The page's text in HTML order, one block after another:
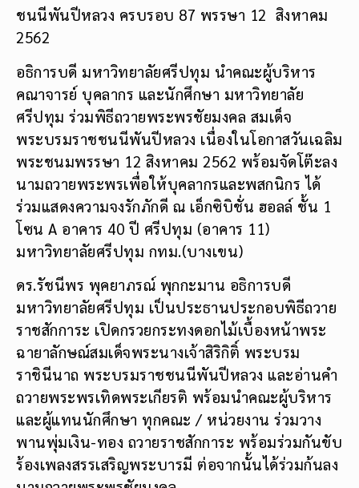
ชนนีพันปีหลวง ครบรอบ 87 พรรษา 12 สิงหาคม
2562
อธิการบดี มหาวิทยาลัยศรีปทุม นำคณะผู้บริหาร
คณาจารย์ บุคลากร และนักศึกษา มหาวิทยาลัย
ศรีปทุม ร่วมพิธีถวายพระพรชัยมงคล สมเด็จ
พระบรมราชชนนีพันปีหลวง ​เนื่องในโอกาสวันเฉลิม
พระชนมพรรษา 12 สิงหาคม 2562 พร้อมจัดโต๊ะลง
นามถวายพระพรเพื่อให้บุคลากรและพสกนิกร ได้
ร่วมแสดงความจงรักภักดี ณ เอ็กซิบิชั่น ฮอลล์ ชั้น 1
โซน A อาคาร 40 ปี ศรีปทุม (อาคาร 11)
มหาวิทยาลัยศรีปทุม กทม.(บางเขน)
ดร.รัชนีพร พุคยาภรณ์ พุกกะมาน อธิการบดี
มหาวิทยาลัยศรีปทุม เป็นประธานประกอบพิธีถวาย
ราชสักการะ เปิดกรวยกระทงดอกไม้เบื้องหน้าพระ
ฉายาลักษณ์สมเด็จพระนางเจ้าสิริกิติ์ พระบรม
ราชินีนาถ พระบรมราชชนนีพันปีหลวง และอ่านคำ
ถวายพระพรเทิดพระเกียรติ พร้อมนำคณะผู้บริหาร
และผู้แทนนักศึกษา ทุกคณะ / หน่วยงาน ร่วมวาง
พานพุ่มเงิน-ทอง ถวายราชสักการะ พร้อมร่วมกันขับ
ร้องเพลงสรรเสริญพระบารมี ต่อจากนั้นได้ร่วมก้นลง